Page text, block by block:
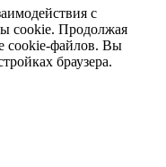
с
cookie. Продолжая
cookie-файлов. Вы
браузера.